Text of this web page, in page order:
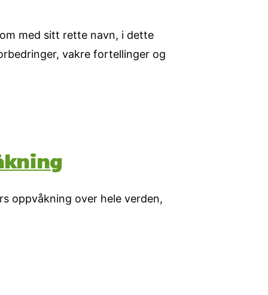
med sitt rette navn, i dette
vakre fortellinger og
oppvåkning over hele verden,